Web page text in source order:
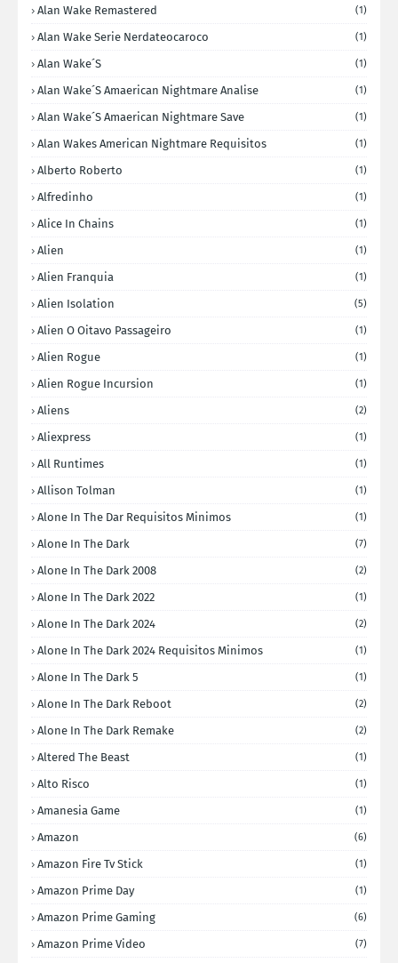
Alan Wake Remastered (1)
Alan Wake Serie Nerdateocaroco (1)
Alan Wake´s (1)
Alan Wake´s Amaerican Nightmare Analise (1)
Alan Wake´s Amaerican Nightmare Save (1)
Alan Wakes American Nightmare Requisitos (1)
Alberto Roberto (1)
Alfredinho (1)
Alice In Chains (1)
Alien (1)
Alien Franquia (1)
Alien Isolation (5)
Alien O Oitavo Passageiro (1)
Alien Rogue (1)
Alien Rogue Incursion (1)
Aliens (2)
Aliexpress (1)
All Runtimes (1)
Allison Tolman (1)
Alone In The Dar Requisitos Minimos (1)
Alone In The Dark (7)
Alone In The Dark 2008 (2)
Alone In The Dark 2022 (1)
Alone In The Dark 2024 (2)
Alone In The Dark 2024 Requisitos Minimos (1)
Alone In The Dark 5 (1)
Alone In The Dark Reboot (2)
Alone In The Dark Remake (2)
Altered The Beast (1)
Alto Risco (1)
Amanesia Game (1)
Amazon (6)
Amazon Fire Tv Stick (1)
Amazon Prime Day (1)
Amazon Prime Gaming (6)
Amazon Prime Video (7)